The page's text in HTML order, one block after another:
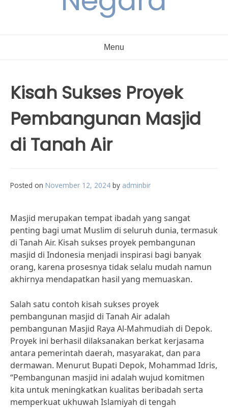
Menu
Kisah Sukses Proyek
Pembangunan Masjid
di Tanah Air
Posted on November 12, 2024 by adminbir
Masjid merupakan tempat ibadah yang sangat
penting bagi umat Muslim di seluruh dunia, termasuk
di Tanah Air. Kisah sukses proyek pembangunan
masjid di Indonesia menjadi inspirasi bagi banyak
orang, karena prosesnya tidak selalu mudah namun
akhirnya mendapatkan hasil yang memuaskan.
Salah satu contoh kisah sukses proyek
pembangunan masjid di Tanah Air adalah
pembangunan Masjid Raya Al-Mahmudiah di Depok.
Proyek ini berhasil dilaksanakan berkat kerjasama
antara pemerintah daerah, masyarakat, dan para
dermawan. Menurut Bupati Depok, Mohammad Idris,
“Pembangunan masjid ini adalah wujud komitmen
kita untuk meningkatkan kualitas beribadah serta
memperkuat ukhuwah Islamiyah di tengah